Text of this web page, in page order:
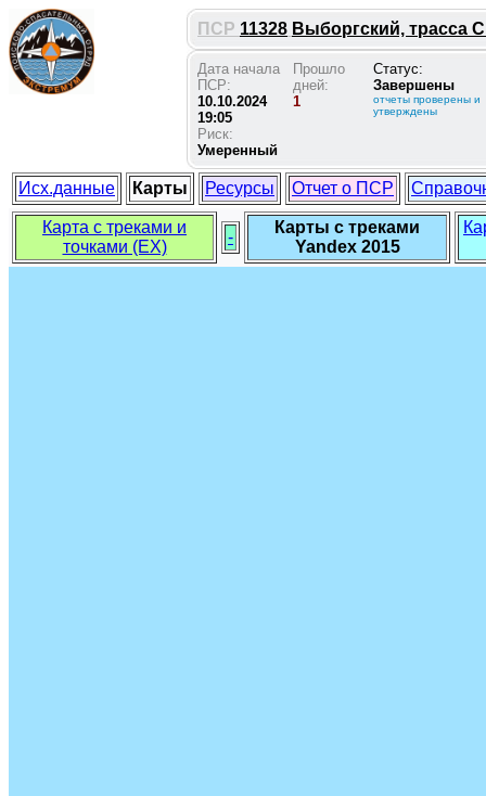
ПСР 11328 Выборгский, трасса
Дата начала
ПСР:
10.10.2024
19:05
Риск:
Умеренный
Прошло
дней:
1
Статус:
Завершены
отчеты проверены и
утверждены
Исх.данные Карты Ресурсы Отчет о ПСР
Карта с треками и
точками (EX)
-
Карты с треками
Yandex 2015